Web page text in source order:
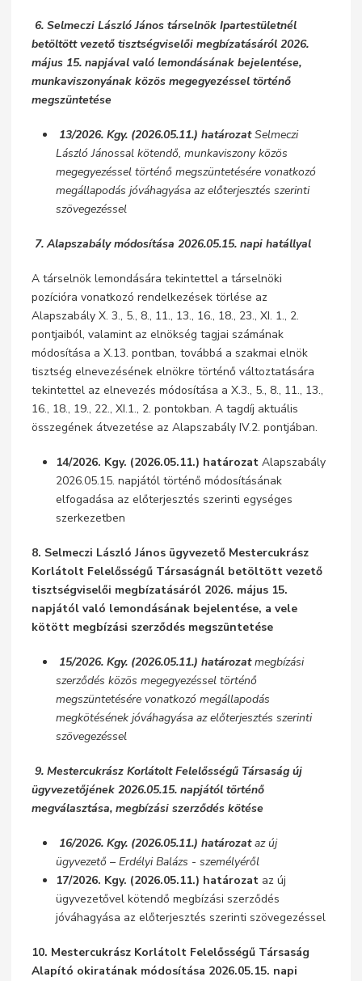
6. Selmeczi László János társelnök Ipartestületnél
betöltött vezető tisztségviselői megbízatásáról 2026.
május 15. napjával való lemondásának bejelentése,
munkaviszonyának közös megegyezéssel történő
megszüntetése
13/2026. Kgy. (2026.05.11.) határozatSelmeczi
László Jánossal kötendő, munkaviszony közös
megegyezéssel történő megszüntetésére vonatkozó
megállapodás jóváhagyása az előterjesztés szerinti
szövegezéssel
7. Alapszabály módosítása 2026.05.15. napi hatállyal
A társelnök lemondására tekintettel a társelnöki
pozícióra vonatkozó rendelkezések törlése az
Alapszabály X. 3., 5., 8., 11., 13., 16., 18., 23., XI. 1., 2.
pontjaiból, valamint az elnökség tagjai számának
módosítása a X.13. pontban, továbbá a szakmai elnök
tisztség elnevezésének elnökre történő változtatására
tekintettel az elnevezés módosítása a X.3., 5., 8., 11., 13.,
16., 18., 19., 22., XI.1., 2. pontokban. A tagdíj aktuális
összegének átvezetése az Alapszabály IV.2. pontjában.
14/2026. Kgy. (2026.05.11.) határozatAlapszabály
2026.05.15. napjától történő módosításának
elfogadása az előterjesztés szerinti egységes
szerkezetben
8. Selmeczi László János ügyvezető Mestercukrász
Korlátolt Felelősségű Társaságnál betöltött vezető
tisztségviselői megbízatásáról 2026. május 15.
napjától való lemondásának bejelentése, a vele
kötött megbízási szerződés megszüntetése
15/2026. Kgy. (2026.05.11.) határozatmegbízási
szerződés közös megegyezéssel történő
megszüntetésére vonatkozó megállapodás
megkötésének jóváhagyása az előterjesztés szerinti
szövegezéssel
9. Mestercukrász Korlátolt Felelősségű Társaság új
ügyvezetőjének 2026.05.15. napjától történő
megválasztása, megbízási szerződés kötése
16/2026. Kgy. (2026.05.11.) határozataz új
ügyvezető – Erdélyi Balázs - személyéről
17/2026. Kgy. (2026.05.11.) határozat az új
ügyvezetővel kötendő megbízási szerződés
jóváhagyása az előterjesztés szerinti szövegezéssel
10. Mestercukrász Korlátolt Felelősségű Társaság
Alapító okiratának módosítása 2026.05.15. napi